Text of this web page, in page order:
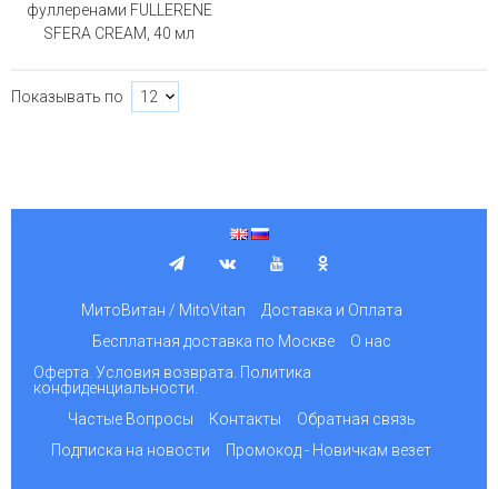
фуллеренами FULLERENE
SFERA CREAM, 40 мл
Показывать по
МитоВитан / MitoVitan
Доставка и Оплата
Бесплатная доставка по Москве
О нас
Оферта. Условия возврата. Политика
конфиденциальности.
Частые Вопросы
Контакты
Обратная связь
Подписка на новости
Промокод - Новичкам везет